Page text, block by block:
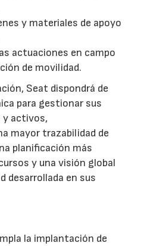
y materiales de apoyo
actuaciones en campo
de movilidad.
Seat dispondrá de
para gestionar sus
y activos,
mayor trazabilidad de
planificación más
y una visión global
desarrollada en sus
la implantación de